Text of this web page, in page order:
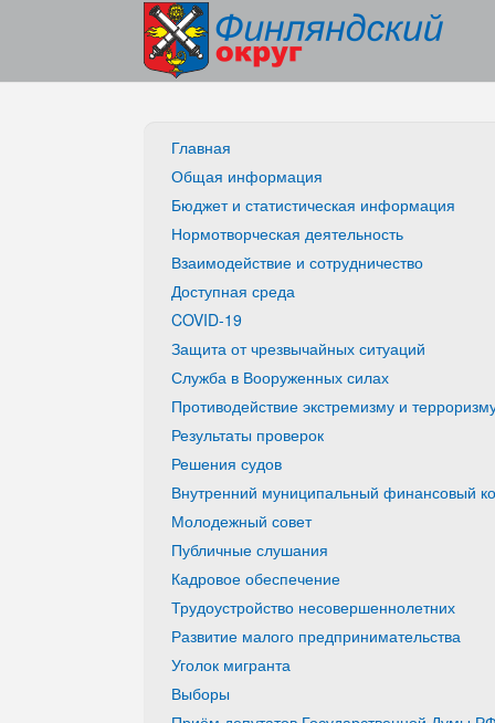
Главная
Общая информация
Бюджет и статистическая информация
Нормотворческая деятельность
Взаимодействие и сотрудничество
Доступная среда
COVID-19
Защита от чрезвычайных ситуаций
Служба в Вооруженных силах
Противодействие экстремизму и
Результаты проверок
Решения судов
Внутренний муниципальный финансовый
Молодежный совет
Публичные слушания
Кадровое обеспечение
Трудоустройство несовершеннолетних
Развитие малого предпринимательства
Уголок мигранта
Выборы